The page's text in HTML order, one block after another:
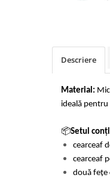
Cearceaf cu elastic
Cearceaf normal
Lenjerii Pufoase Fluffy/
Bumbac Neted
Bumbac 100% Poplin
Bumbac 100%
Lenjerii Satin Premium
Huse Impermeabile
Huse Impermeabile
Descriere
Material:
ideală
📦Setul
cearceaf
cearceaf
două fețe